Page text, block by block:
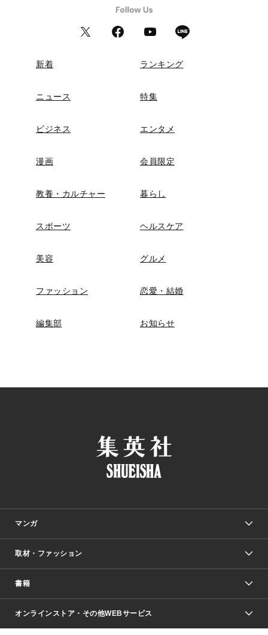
新着 ランキング
ニュース 特集
ビジネス エンタメ
漫画 会員限定
教養・カルチャー 暮らし
スポーツ ヘルスケア
美容 グルメ
ファッション 恋愛・結婚
編集部 お知らせ
マンガ
少年マンガ
Vジャンプ
週刊ヤングジャンプ
少女マンガ
取材・ファッション
Seventeen
芸能・情報・スポーツ
書籍
文芸・文庫・総合
オンラインストア・その他WEBサービス